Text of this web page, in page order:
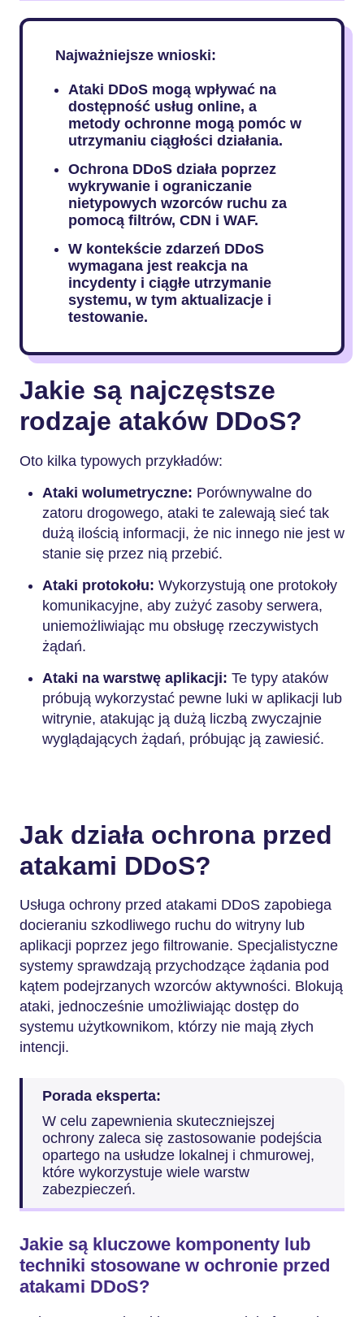
Najważniejsze wnioski:
Ataki DDoS mogą wpływać na
dostępność usług online, a
metody ochronne mogą pomóc w
utrzymaniu ciągłości działania.
Ochrona DDoS działa poprzez
wykrywanie i ograniczanie
nietypowych wzorców ruchu za
pomocą filtrów, CDN i WAF.
W kontekście zdarzeń DDoS
wymagana jest reakcja na
incydenty i ciągłe utrzymanie
systemu, w tym aktualizacje i
testowanie.
Jakie są najczęstsze
rodzaje ataków DDoS?
Oto kilka typowych przykładów:
Ataki wolumetryczne: Porównywalne do
zatoru drogowego, ataki te zalewają sieć tak
dużą ilością informacji, że nic innego nie jest w
stanie się przez nią przebić.
Ataki protokołu: Wykorzystują one protokoły
komunikacyjne, aby zużyć zasoby serwera,
uniemożliwiając mu obsługę rzeczywistych
żądań.
Ataki na warstwę aplikacji: Te typy ataków
próbują wykorzystać pewne luki w aplikacji lub
witrynie, atakując ją dużą liczbą zwyczajnie
wyglądających żądań, próbując ją zawiesić.
Jak działa ochrona przed
atakami DDoS?
Usługa ochrony przed atakami DDoS zapobiega
docieraniu szkodliwego ruchu do witryny lub
aplikacji poprzez jego filtrowanie. Specjalistyczne
systemy sprawdzają przychodzące żądania pod
kątem podejrzanych wzorców aktywności. Blokują
ataki, jednocześnie umożliwiając dostęp do
systemu użytkownikom, którzy nie mają złych
intencji.
Porada eksperta:
W celu zapewnienia skuteczniejszej
ochrony zaleca się zastosowanie podejścia
opartego na usłudze lokalnej i chmurowej,
które wykorzystuje wiele warstw
zabezpieczeń.
Jakie są kluczowe komponenty lub
techniki stosowane w ochronie przed
atakami DDoS?